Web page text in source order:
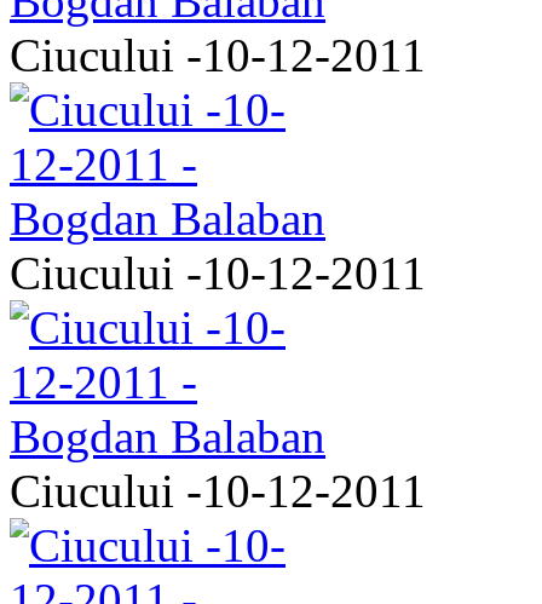
Ciucului -10-12-2011
Ciucului -10-12-2011
Ciucului -10-12-2011